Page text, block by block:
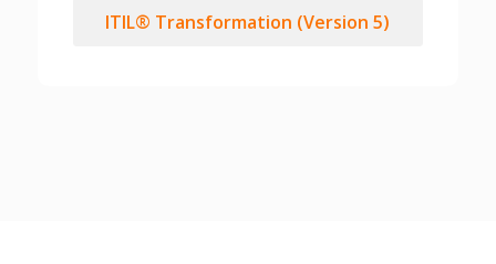
ITIL® Transformation (Version 5)